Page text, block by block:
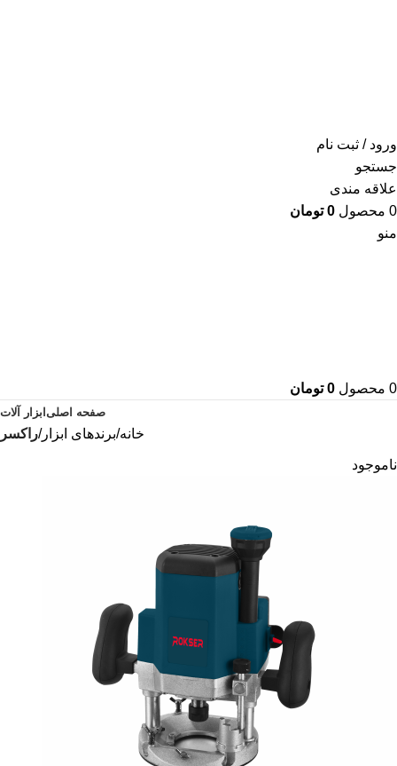
ورود / ثبت نام
جستجو
علاقه مندی
0 محصول 0 تومان
منو
0 محصول 0 تومان
صفحه اصلی ابزار آلات
خانه برندهای ابزار راکسر
ناموجود